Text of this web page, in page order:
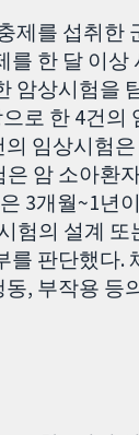
제를 섭취한
를 한 달 이상
암상시험을
로 한 4건의
임상시험
암 소아환
3개월~1년
험의 설계 또
를 판단했다.
, 부작용 등